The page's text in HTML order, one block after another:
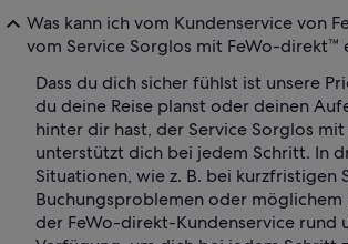
Was kann ich vom Kundenservice von
vom Service Sorglos mit FeWo-direkt™
Dass du dich sicher fühlst ist unsere
du deine Reise planst oder deinen
hinter dir hast, der Service Sorglos
unterstützt dich bei jedem Schritt. In
Situationen, wie z. B. bei kurzfristigen
Buchungsproblemen oder
der FeWo-direkt-Kundenservice rund